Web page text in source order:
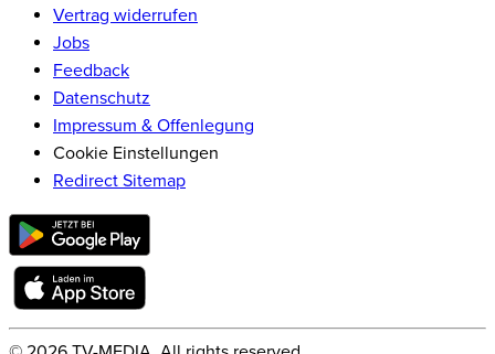
Vertrag widerrufen
Jobs
Feedback
Datenschutz
Impressum & Offenlegung
Cookie Einstellungen
Redirect Sitemap